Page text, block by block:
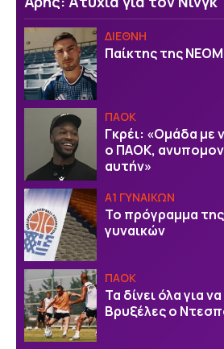
ΔΙΕΘΝΗ
Παίκτης της
ΠΑΟΚ
Γκρέι: «Ομάδα με
ο ΠΑΟΚ,
αυτήν»
Α1 ΓΥΝΑΙΚΩΝ
Το πρόγραμμα
γυναικών
ΠΑΟΚ
Τα δίνει όλα για
Βρυξέλες ο